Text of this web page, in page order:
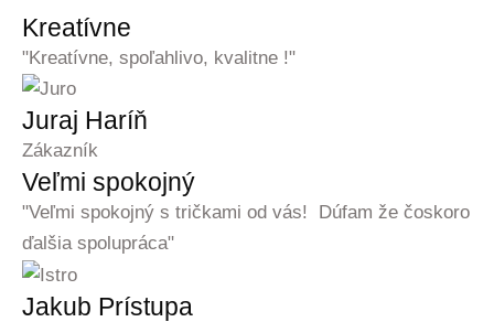
Kreatívne
"Kreatívne, spoľahlivo, kvalitne !"
Juraj Haríň
Zákazník
Veľmi spokojný
"Veľmi spokojný s tričkami od vás! Dúfam že čoskoro
ďalšia spolupráca"
Jakub Prístupa